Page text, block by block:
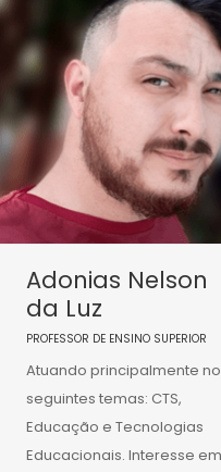
Adonias Nelson
da Luz
PROFESSOR DE ENSINO SUPERIOR
Atuando principalmente
seguintes temas: CTS,
Educação e Tecnologias
Educacionais. Interesse em